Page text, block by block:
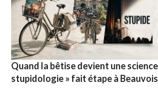
Quand la bêtise devient une science
stupidologie » fait étape à